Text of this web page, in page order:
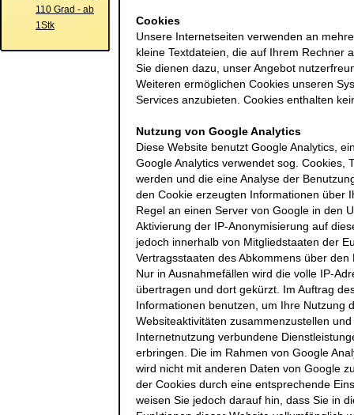
110 Grad - ab
1Stk
Cookies
Unsere Internetseiten verwenden an
kleine Textdateien, die auf Ihrem Rechner
Sie dienen dazu, unser Angebot
Weiteren ermöglichen Cookies unseren
Services anzubieten. Cookies enthalten
Nutzung von Google Analytics
Diese Website benutzt Google Analytics,
Google Analytics verwendet sog.
werden und die eine Analyse der
den Cookie erzeugten Informationen über
Regel an einen Server von Google in den
Aktivierung der IP-Anonymisierung auf
jedoch innerhalb von Mitgliedstaaten der
Vertragsstaaten des Abkommens über
Nur in Ausnahmefällen wird die volle IP-
übertragen und dort gekürzt. Im Auftrag
Informationen benutzen, um Ihre Nutzung
Websiteaktivitäten zusammenzustellen
Internetnutzung verbundene
erbringen. Die im Rahmen von Google
wird nicht mit anderen Daten von Google
der Cookies durch eine entsprechende
weisen Sie jedoch darauf hin, dass Sie in